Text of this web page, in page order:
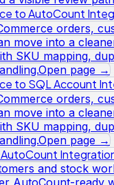
to AutoCount
orders,
move into a
SKU mapping,
Open page →
to SQL Account
orders,
move into a
SKU mapping,
Open page →
and stock
AutoCount-ready